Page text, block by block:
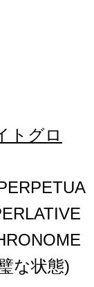
トグロ
な状態)